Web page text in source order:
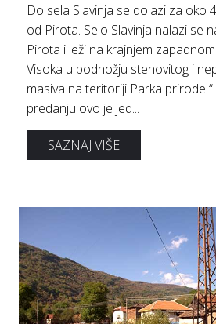
Do sela Slavinja se dolazi za oko
od Pirota. Selo Slavinja nalazi se
Pirota i leži na krajnjem
Visoka u podnožju stenovitog i
masiva na teritoriji Parka prirode “
predanju ovo je jed...
SAZNAJ VIŠE